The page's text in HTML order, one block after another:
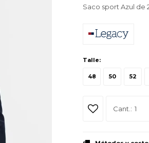
Saco sport Azul de
Talle:
48 50 52
1